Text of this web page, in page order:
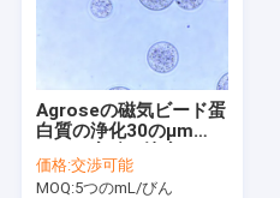
Agroseの磁気ビード蛋
白質の浄化30のμm
つのmL
価格:交渉可能
MOQ:5つのmL/びん